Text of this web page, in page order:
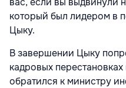
который был лидером в
Цыку.
В завершении Цыку
кадровых перестановках
обратился к министру